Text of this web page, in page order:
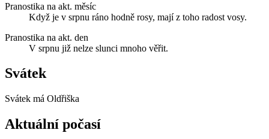
Pranostika na akt. měsíc
Když je v srpnu ráno hodně rosy, mají z toho radost vosy.
Pranostika na akt. den
V srpnu již nelze slunci mnoho věřit.
Svátek
Svátek má Oldřiška
Aktuální počasí